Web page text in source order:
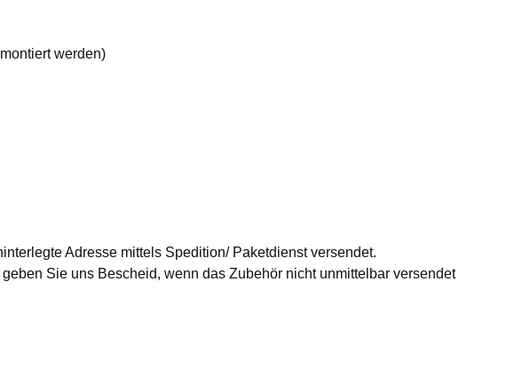
werden)
Adresse mittels Spedition/ Paketdienst versendet.
Sie uns Bescheid, wenn das Zubehör nicht unmittelbar versendet